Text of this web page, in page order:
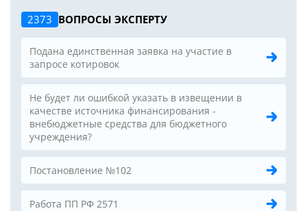
2373 ВОПРОСЫ ЭКСПЕРТУ
Подана единственная заявка на участие в
запросе котировок
Не будет ли ошибкой указать в извещении в
качестве источника финансирования -
внебюджетные средства для бюджетного
учреждения?
Постановление №102
Работа ПП РФ 2571